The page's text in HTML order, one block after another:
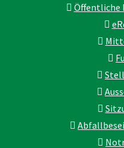
Öffentliche